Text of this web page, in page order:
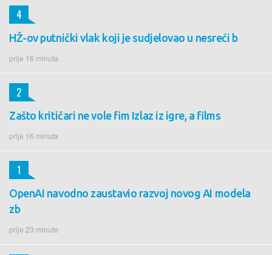
HŽ-ov putnički vlak koji je sudjelovao u nesreći b
prije 16 minuta
4
Zašto kritičari ne vole fim Izlaz iz igre, a films
prije 16 minuta
2
OpenAI navodno zaustavio razvoj novog AI modela
zb
prije 23 minute
1